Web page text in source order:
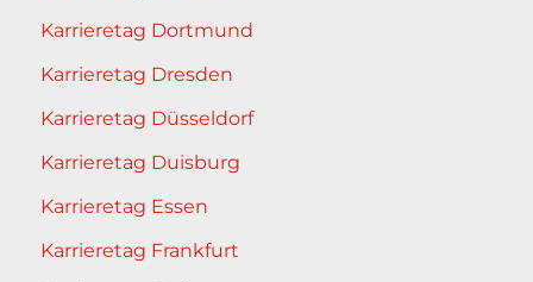
Karrieretag Dortmund
Karrieretag Dresden
Karrieretag Düsseldorf
Karrieretag Duisburg
Karrieretag Essen
Karrieretag Frankfurt